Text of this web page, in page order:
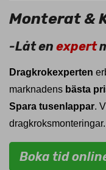
Monterat &
-Låt en expert
Dragkrokexperten
marknadens bästa
Spara tusenlappar.
dragkroksmonteringar.
Boka tid